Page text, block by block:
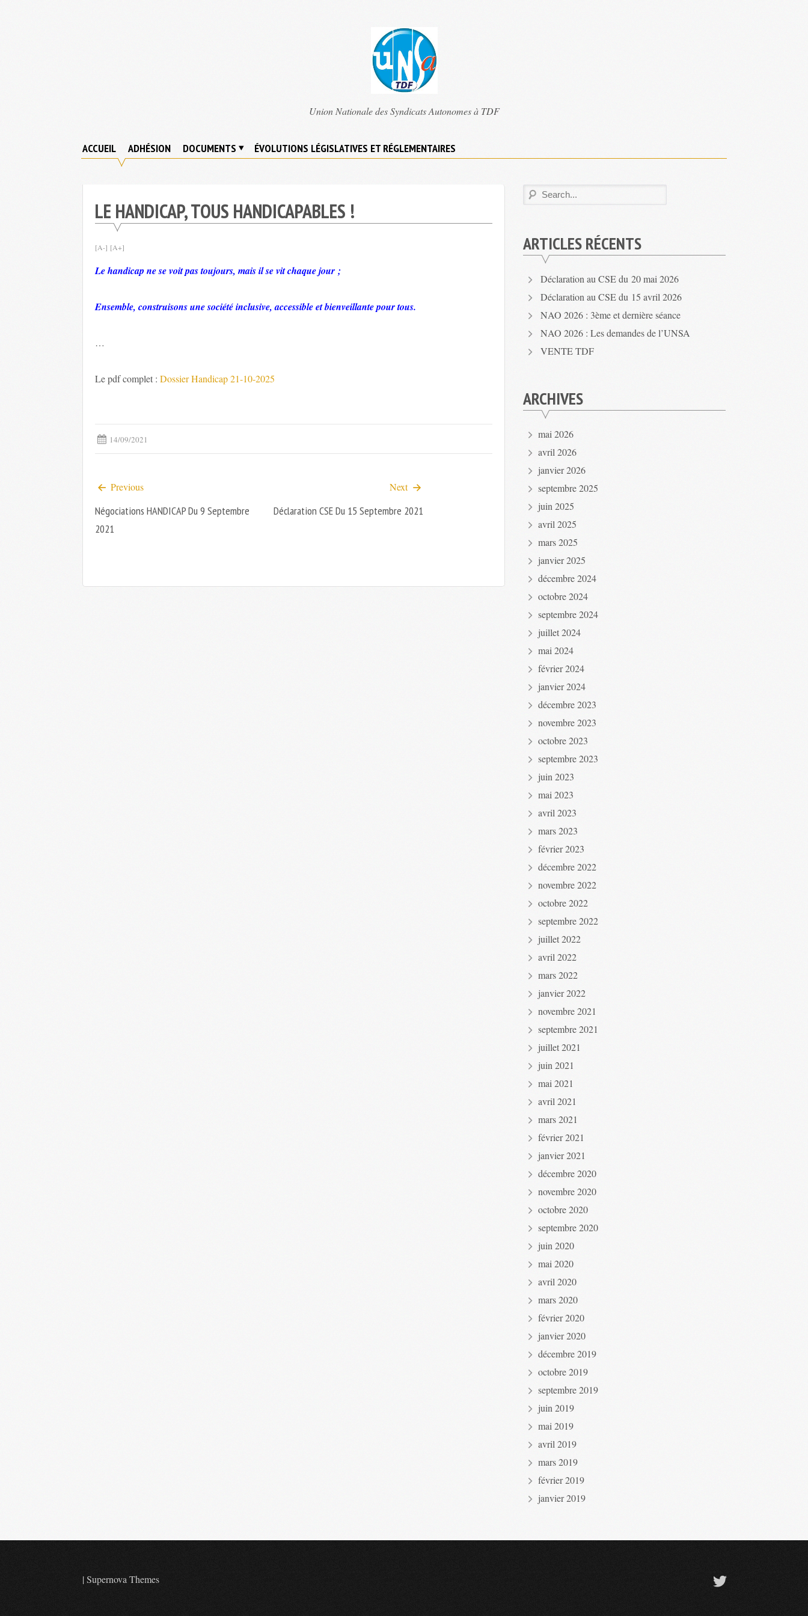
TDF
Union Nationale des Syndicats Autonomes à TDF
ACCUEIL ADHÉSION DOCUMENTS ÉVOLUTIONS LÉGISLATIVES ET RÉGLEMENTAIRES
LE HANDICAP, TOUS HANDICAPABLES !
[A-] [A+]
Le handicap ne se voit pas toujours, mais il se vit chaque jour ;
Ensemble, construisons une société inclusive, accessible et bienveillante pour tous.
…
Le pdf complet : Dossier Handicap 21-10-2025
14/09/2021
Previous
Négociations HANDICAP Du 9 Septembre
2021
Next
Déclaration CSE Du 15 Septembre 2021
ARTICLES RÉCENTS
Déclaration au CSE du 20 mai 2026
Déclaration au CSE du 15 avril 2026
NAO 2026 : 3ème et dernière séance
NAO 2026 : Les demandes de l’UNSA
VENTE TDF
ARCHIVES
mai 2026
avril 2026
janvier 2026
septembre 2025
juin 2025
avril 2025
mars 2025
janvier 2025
décembre 2024
octobre 2024
septembre 2024
juillet 2024
mai 2024
février 2024
janvier 2024
décembre 2023
novembre 2023
octobre 2023
septembre 2023
juin 2023
mai 2023
avril 2023
mars 2023
février 2023
décembre 2022
novembre 2022
octobre 2022
septembre 2022
juillet 2022
avril 2022
mars 2022
janvier 2022
novembre 2021
septembre 2021
juillet 2021
juin 2021
mai 2021
avril 2021
mars 2021
février 2021
janvier 2021
décembre 2020
novembre 2020
octobre 2020
septembre 2020
juin 2020
mai 2020
avril 2020
mars 2020
février 2020
janvier 2020
décembre 2019
octobre 2019
septembre 2019
juin 2019
mai 2019
avril 2019
mars 2019
février 2019
janvier 2019
|Supernova Themes